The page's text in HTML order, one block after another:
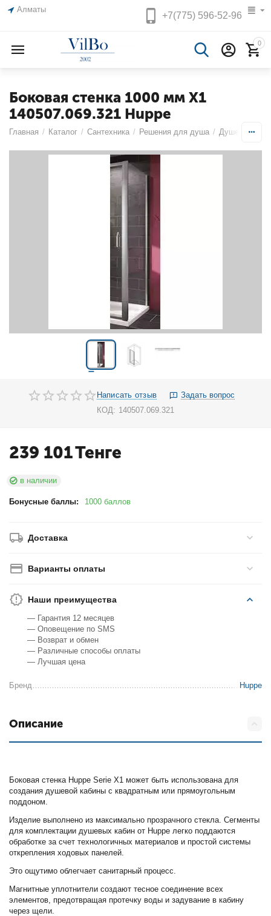
Алматы
+7(775)596-52-96
0
Боковая стенка 1000 мм X1
140507.069.321 Huppe
Главная / Каталог / Сантехника / Решения для душа / Душевые
Написать отзыв
Задать вопрос
КОД: 140507.069.321
239 101Тенге
в наличии
Бонусные баллы: 1000 баллов
Доставка
Варианты оплаты
Наши преимущества
— Гарантия 12 месяцев
— Оповещение по SMS
— Возврат и обмен
— Различные способы оплаты
— Лучшая цена
Бренд Huppe
Описание
Боковая стенка Huppe Serie X1 может быть использована для
создания душевой кабины с квадратным или прямоугольным
поддоном.
Изделие выполнено из максимально прозрачного стекла. Сегменты
для комплектации душевых кабин от Huppe легко поддаются
обработке за счет технологичных материалов и простой системы
открепления ходовых панелей.
Это ощутимо облегчает санитарный процесс.
Магнитные уплотнители создают тесное соединение всех
элементов, предотвращая протечку воды и задувание в кабину
через щели.